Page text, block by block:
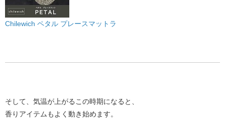
Chilewich ペタル プレースマットラ
そして、気温が上がるこの時期になると、
香りアイテムもよく動き始めます。